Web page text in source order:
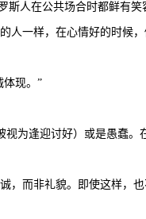
斯人在公共场合时都鲜有笑
人一样，在心情好的时候
现。”
为逢迎讨好）或是愚蠢。
而非礼貌。即使这样，也